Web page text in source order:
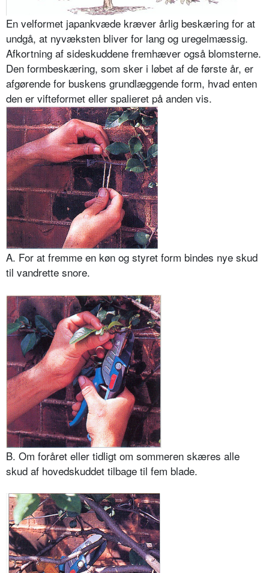
En velformet japankvæde kræver årlig beskæring for at
undgå, at nyvæksten bliver for lang og uregelmæssig.
Afkortning af sideskuddene fremhæver også blomsterne.
Den formbeskæring, som sker i løbet af de første år, er
afgørende for buskens grundlæggende form, hvad enten
den er vifteformet eller spalieret på anden vis.
A. For at fremme en køn og styret form bindes nye skud
til vandrette snore.
B. Om foråret eller tidligt om sommeren skæres alle
skud af hovedskuddet tilbage til fem blade.